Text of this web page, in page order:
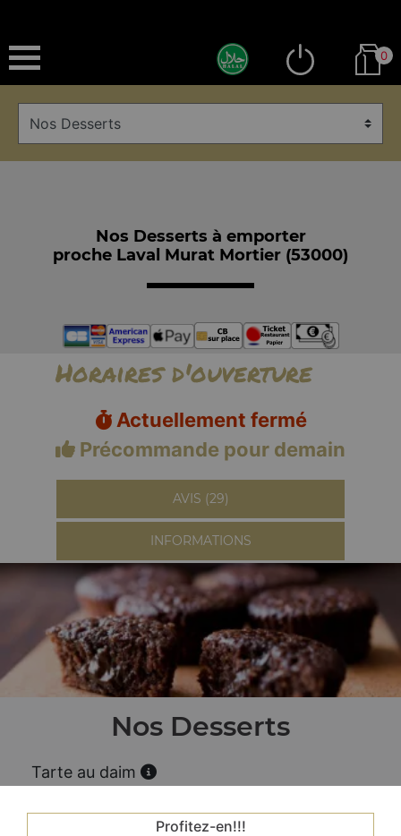
0
Nos Desserts à emporter
proche Laval Murat Mortier (53000)
Horaires d'ouverture
Actuellement fermé
Précommande pour demain
AVIS (29)
INFORMATIONS
Nos Desserts
Tarte au daim
Profitez-en!!!